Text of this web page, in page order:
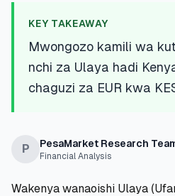
Mikopo ya Kibinafsi
Mikopo ya Simu
🏦Akaunti za Akiba
KEY TAKEAWAY
Mwongozo kamili wa
nchi za Ulaya hadi
chaguzi za EUR kwa
P PesaMarket Research
Financial Analysis
Wakenya wanaoishi Ulaya